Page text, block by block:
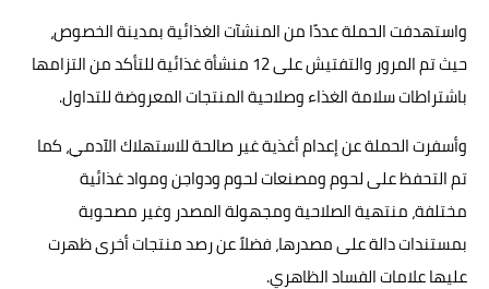
واستهدفت الحملة عددًا من المنشآت الغذائية بمدينة الخصوص،
حيث تم المرور والتفتيش على 12 منشأة غذائية للتأكد من التزامها
باشتراطات سلامة الغذاء وصلاحية المنتجات المعروضة للتداول.
وأسفرت الحملة عن إعدام أغذية غير صالحة للاستهلاك الآدمي، كما
تم التحفظ على لحوم ومصنعات لحوم ودواجن ومواد غذائية
مختلفة، منتهية الصلاحية ومجهولة المصدر وغير مصحوبة
بمستندات دالة على مصدرها، فضلاً عن رصد منتجات أخرى ظهرت
عليها علامات الفساد الظاهري.